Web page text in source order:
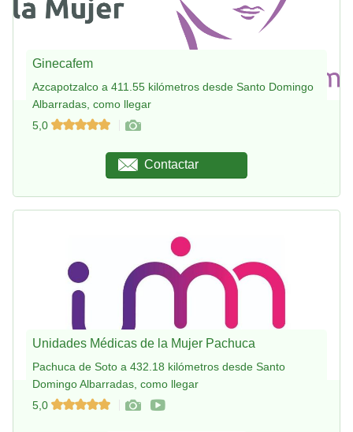
Ginecafem
Azcapotzalco a 411.55 kilómetros desde Santo Domingo
Albarradas, como llegar
5,0
Contactar
Unidades Médicas de la Mujer Pachuca
Pachuca de Soto a 432.18 kilómetros desde Santo
Domingo Albarradas, como llegar
5,0